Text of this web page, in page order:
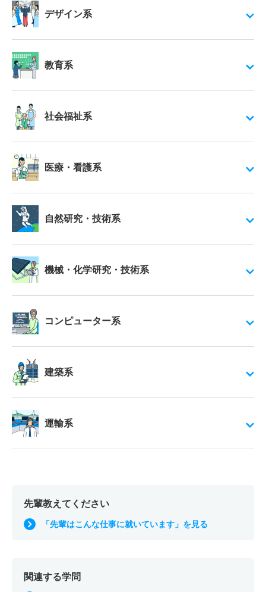
デザイン系
教育系
社会福祉系
医療・看護系
自然研究・技術系
機械・化学研究・技術系
コンピューター系
建築系
運輸系
先輩教えてください
「先輩はこんな仕事に就いています」を見る
関連する学問